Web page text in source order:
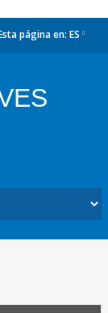
página en: ES